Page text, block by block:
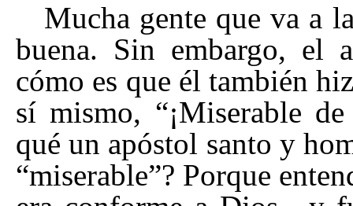
Mucha gente que va a
buena. Sin embargo, el
cómo es que él también
sí mismo, “¡Miserable
qué un apóstol santo y
“miserable”? Porque